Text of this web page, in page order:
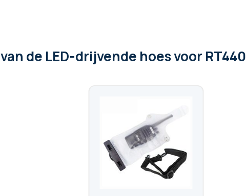
van de LED-drijvende hoes voor RT440